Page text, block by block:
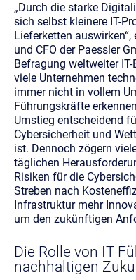
„Durch die starke
sich selbst kleinere IT-
Lieferketten auswirken“,
und CFO der Paessler
Befragung weltweiter
viele Unternehmen
immer nicht in vollem
Führungskräfte
Umstieg entscheidend
Cybersicherheit und
ist. Dennoch zögern
täglichen
Risiken für die
Streben nach
Infrastruktur mehr
um den zukünftigen
Die Rolle von IT-
nachhaltigen